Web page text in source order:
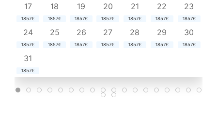
17
1857€
18
1857€
19
1857€
20
1857€
21
1857€
22
1857€
23
1857€
24
1857€
25
1857€
26
1857€
27
1857€
28
1857€
29
1857€
30
1857€
31
1857€